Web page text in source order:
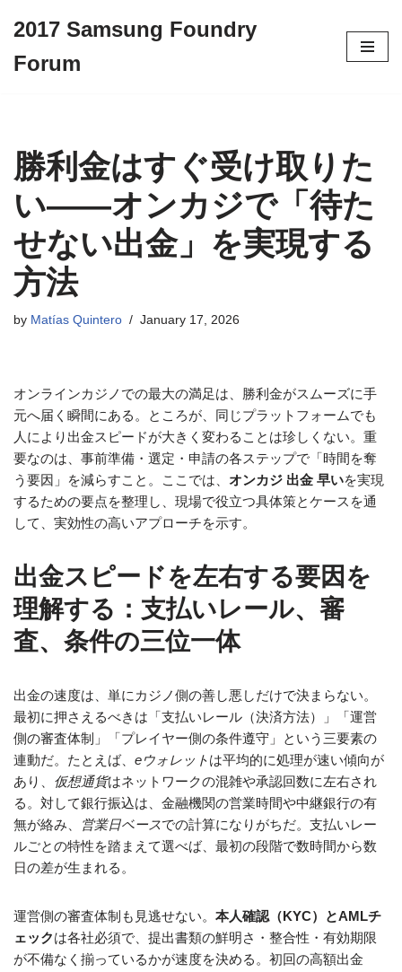
to
2017 Samsung Foundry
Forum
勝利金はすぐ受け取りた
い——オンカジで「待た
せない出金」を実現する
方法
by Matías Quintero January 17, 2026
オンラインカジノでの最大の満足は、勝利金がスムーズに手
元へ届く瞬間にある。ところが、同じプラットフォームでも
人により出金スピードが大きく変わることは珍しくない。重
要なのは、事前準備・選定・申請の各ステップで「時間を奪
う要因」を減らすこと。ここでは、 オンカジ 出金 早いを実現
するための要点を整理し、現場で役立つ具体策とケースを通
して、実効性の高いアプローチを示す。
出金スピードを左右する要因を
理解する：支払いレール、審
査、条件の三位一体
出金の速度は、単にカジノ側の善し悪しだけで決まらない。
最初に押さえるべきは「支払いレール（決済方法）」「運営
側の審査体制」「プレイヤー側の条件遵守」という三要素の
連動だ。たとえば、 eウォレットは平均的に処理が速い傾向が
あり、 仮想通貨はネットワークの混雑や承認回数に左右され
る。対して銀行振込は、金融機関の営業時間や中継銀行の有
無が絡み、
営業日ベースでの計算になりがちだ。支払いレー
ルごとの特性を踏まえて選べば、最初の段階で数時間から数
日の差が生まれる。
運営側の審査体制も見逃せない。 本人確認（KYC）とAMLチ
ェックは各社必須で、提出書類の鮮明さ・整合性・有効期限
が不備なく揃っているかが速度を決める。初回の高額出金